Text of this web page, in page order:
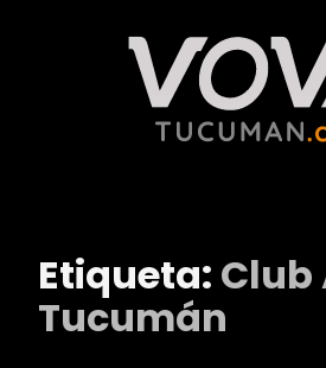
Etiqueta: Club
Tucumán